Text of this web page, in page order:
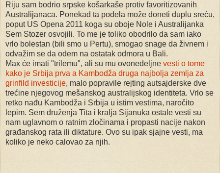
Riju sam bodrio srpske košarkaše protiv favoritizovanih
Australijanaca. Ponekad ta podela može doneti duplu sreću,
poput US Opena 2011 koga su oboje Nole i Australijanka
Sem Stozer osvojili. To me je toliko obodrilo da sam iako
vrlo bolestan (bili smo u Pertu), smogao snage da živnem i
odvažim se da odem na ostatak odmora u Bali.
Max će imati "trilemu", ali su mu ovonedeljne vesti o tome
kako je Srbija prva a Kambodža druga najbolja zemlja za
grinfild investicije, malo popravile rejting autsajderske dve
trećine njegovog mešanskog australijskog identiteta. Vrlo se
retko nađu Kambodža i Srbija u istim vestima, naročito
lepim. Sem druženja Tita i kralja Sijanuka ostale vesti su
nam uglavnom o ratnim zločinama i propasti nacije nakon
građanskog rata ili diktature. Ovo su ipak sjajne vesti, ma
koliko je neko calovao za njih.